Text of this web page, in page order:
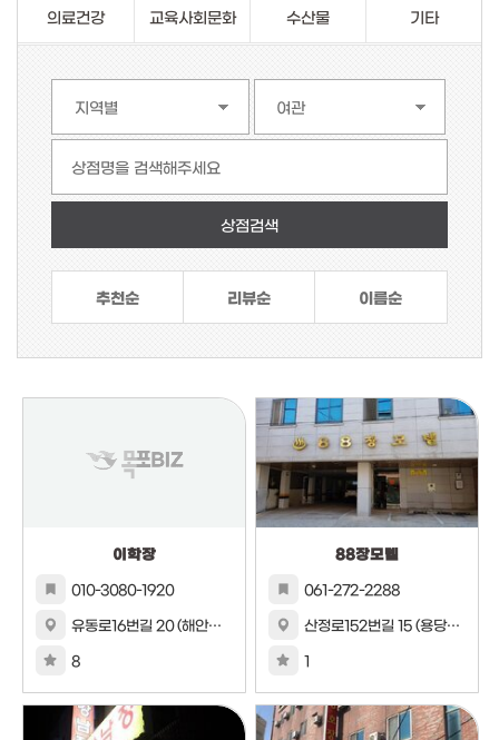
의료건강 교육사회문화 수산물 기타
상점명을 검색해주세요
추천순 리뷰순 이름순
이학장
010-3080-1920
유동로16번길 20 (해안동1가)1번지
8
88장모텔
061-272-2288
산정로152번길 15 (용당동)960번지 342호
1